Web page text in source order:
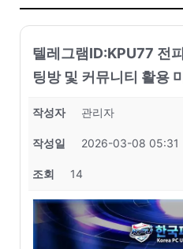
텔레그램ID:KPU77 전
팅방 및 커뮤니티 활용
작성자 관리자
작성일 2026-03-08 05:31
조회 14